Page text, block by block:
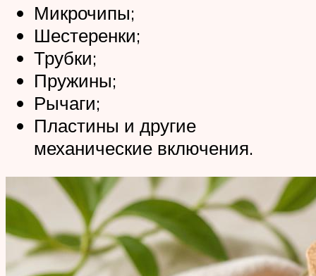
Микрочипы;
Шестеренки;
Трубки;
Пружины;
Рычаги;
Пластины и другие
механические включения.